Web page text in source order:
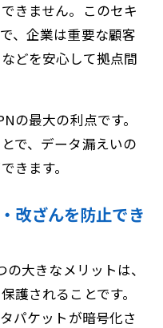
きません。このセキ
、企業は重要な顧客
どを安心して拠点間
の最大の利点です。
で、データ漏えいの
きます。
改ざんを防止でき
大きなメリットは、
護されることです。
パケットが暗号化さ